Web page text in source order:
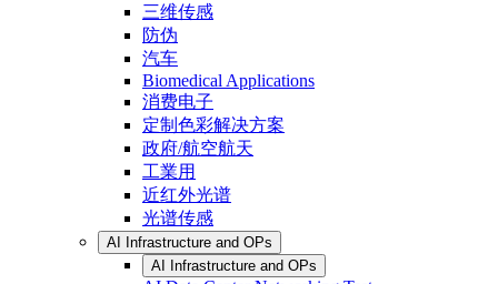
三维传感
防伪
汽车
Biomedical Applications
消费电子
定制色彩解决方案
政府/航空航天
工業用
近红外光谱
光谱传感
AI Infrastructure and OPs
AI Infrastructure and OPs